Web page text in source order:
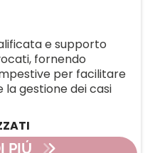
e supporto
fornendo
per facilitare
gestione dei casi
PIÚ